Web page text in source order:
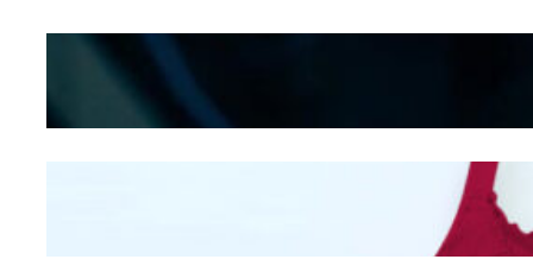
Kepribadian
Mengintip Kepribadian
Wanita Dari Warna Bra